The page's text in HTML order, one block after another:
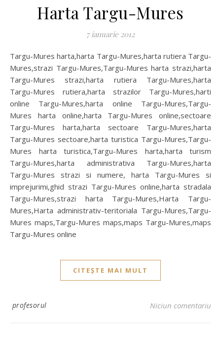
Harta Targu-Mures
7 ianuarie 2012
Targu-Mures harta,harta Targu-Mures,harta rutiera Targu-
Mures,strazi Targu-Mures,Targu-Mures harta strazi,harta
Targu-Mures strazi,harta rutiera Targu-Mures,harta
Targu-Mures rutiera,harta strazilor Targu-Mures,harti
online Targu-Mures,harta online Targu-Mures,Targu-
Mures harta online,harta Targu-Mures online,sectoare
Targu-Mures harta,harta sectoare Targu-Mures,harta
Targu-Mures sectoare,harta turistica Targu-Mures,Targu-
Mures harta turistica,Targu-Mures harta,harta turism
Targu-Mures,harta administrativa Targu-Mures,harta
Targu-Mures strazi si numere, harta Targu-Mures si
imprejurimi,ghid strazi Targu-Mures online,harta stradala
Targu-Mures,strazi harta Targu-Mures,Harta Targu-
Mures,Harta administrativ-teritoriala Targu-Mures,Targu-
Mures maps,Targu-Mures maps,maps Targu-Mures,maps
Targu-Mures online
CITEȘTE MAI MULT
profesorul Niciun comentariu